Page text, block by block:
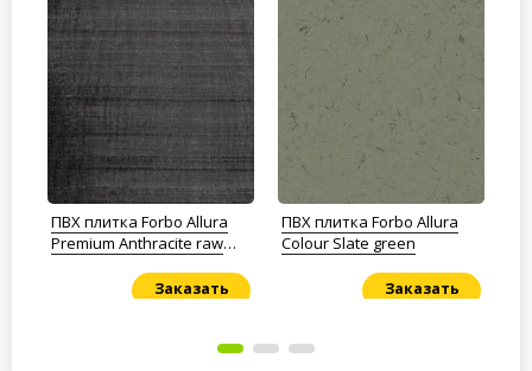
ПВХ плитка Forbo Allura
Premium Anthracite raw
Заказать
ПВХ плитка Forbo Allura
Colour Slate green
Заказать